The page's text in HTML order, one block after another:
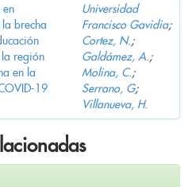
en
brecha
región
en la
19
Universidad
Francisco Gavidia;
Cortez, N.;
Galdámez, A.;
Molina, C.;
Serrano, G;
Villanueva, H.